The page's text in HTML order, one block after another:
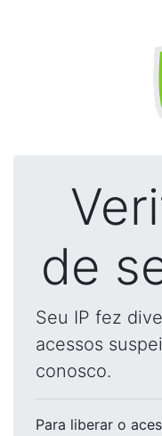
de
Seu IP fez
acessos
conosco.
Para liberar o